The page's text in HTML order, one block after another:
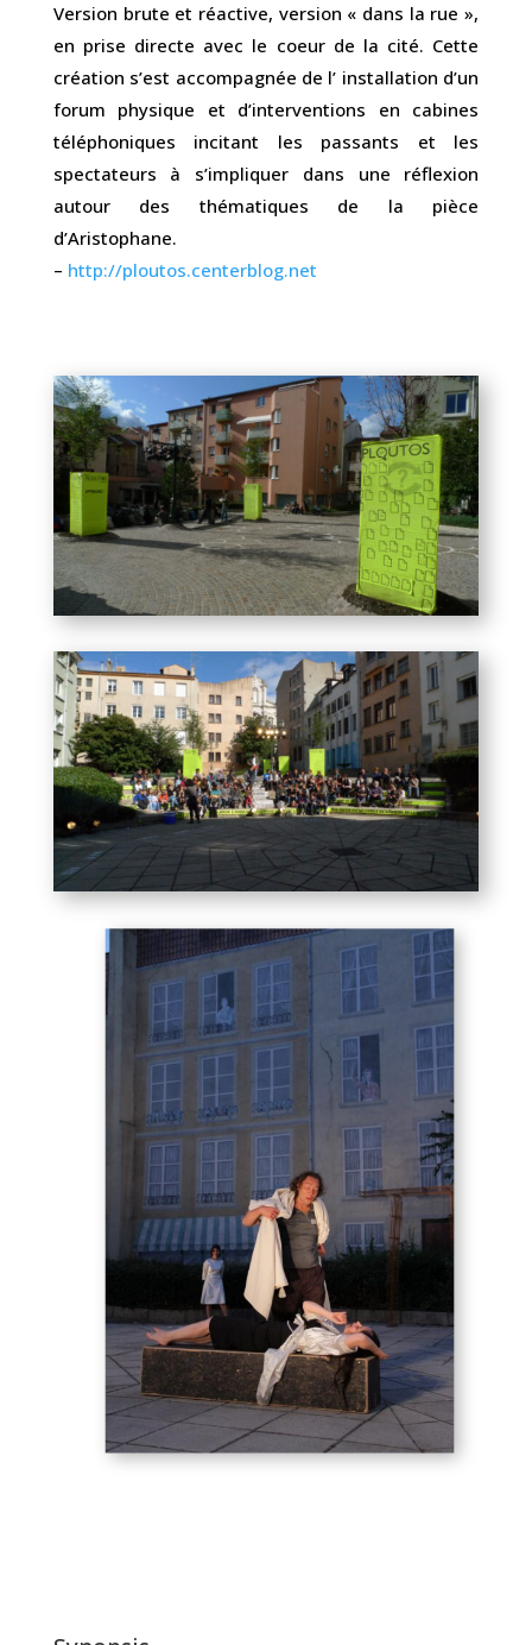
Version brute et réactive, version « dans la rue »,
en prise directe avec le coeur de la cité. Cette
création s’est accompagnée de l’ installation d’un
forum physique et d’interventions en cabines
téléphoniques incitant les passants et les
spectateurs à s’impliquer dans une réflexion
autour des thématiques de la pièce
d’Aristophane.
– http://ploutos.centerblog.net